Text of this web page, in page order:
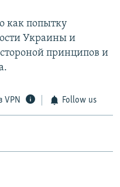
как попытку
Украины и
принципов и
VPN Follow us